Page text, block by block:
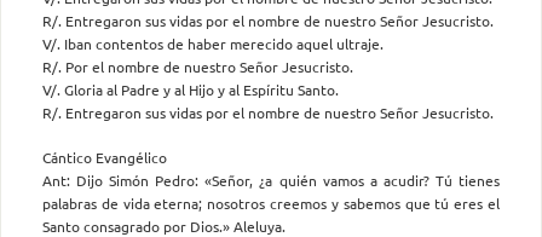
R/. Entregaron sus vidas por el nombre de nuestro Señor Jesucristo.
V/. Iban contentos de haber merecido aquel ultraje.
R/. Por el nombre de nuestro Señor Jesucristo.
V/. Gloria al Padre y al Hijo y al Espíritu Santo.
R/. Entregaron sus vidas por el nombre de nuestro Señor Jesucristo.
Cántico Evangélico
Ant: Dijo Simón Pedro: «Señor, ¿a quién vamos a acudir? Tú tienes
palabras de vida eterna; nosotros creemos y sabemos que tú eres el
Santo consagrado por Dios.» Aleluya.